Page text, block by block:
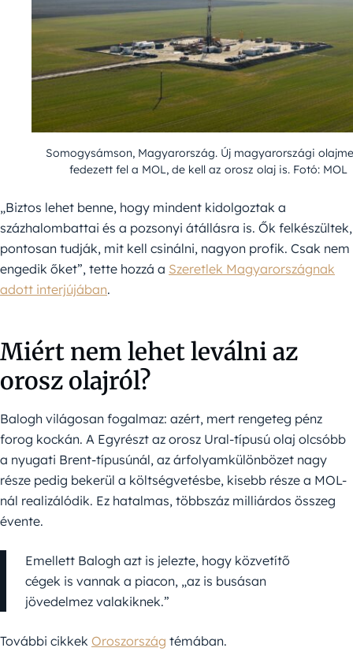
Somogysámson, Magyarország. Új magyarországi
fedezett fel a MOL, de kell az orosz olaj is. Fotó: MOL
„Biztos lehet benne, hogy mindent kidolgoztak a
százhalombattai és a pozsonyi átállásra is. Ők felkészültek,
pontosan tudják, mit kell csinálni, nagyon profik. Csak nem
engedik őket”, tette hozzá a Szeretlek Magyarországnak
adott interjújában.
Miért nem lehet leválni az
orosz olajról?
Balogh világosan fogalmaz: azért, mert rengeteg pénz
forog kockán. A Egyrészt az orosz Ural-típusú olaj olcsóbb
a nyugati Brent-típusúnál, az árfolyamkülönbözet nagy
része pedig bekerül a költségvetésbe, kisebb része a MOL-
nál realizálódik. Ez hatalmas, többszáz milliárdos összeg
évente.
Emellett Balogh azt is jelezte, hogy közvetítő
cégek is vannak a piacon, „az is busásan
jövedelmez valakiknek.”
További cikkek Oroszország témában.